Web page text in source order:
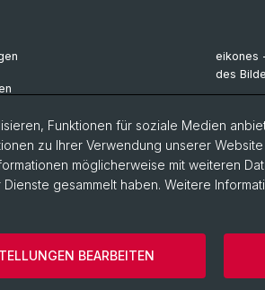
eikones
des
Historische Fakultät Departement
Funktionen für soziale Medien
zu Ihrer Verwendung unserer
möglicherweise mit weiteren
gesammelt haben. Weitere
BEARBEITEN